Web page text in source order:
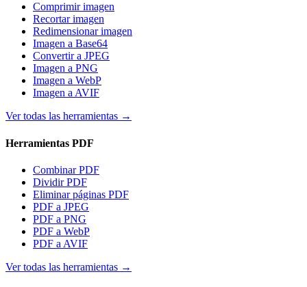
Comprimir imagen
Recortar imagen
Redimensionar imagen
Imagen a Base64
Convertir a JPEG
Imagen a PNG
Imagen a WebP
Imagen a AVIF
Ver todas las herramientas →
Herramientas PDF
Combinar PDF
Dividir PDF
Eliminar páginas PDF
PDF a JPEG
PDF a PNG
PDF a WebP
PDF a AVIF
Ver todas las herramientas →